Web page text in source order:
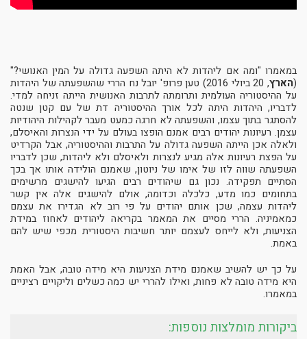
במאמרו "ומה אם ליהדות לא היתה השפעה גדולה על המין האנושי?"
(הארץ
, 20 ביולי 2016) טען פרופ' יובל נח הררי שהשפעתה של היהדות
על ההיסטוריה העולמית ותרומתה לתרבות האנושית הייתה זניחה למדי.
לדבריו, היהדות היתה לכל אורך ההיסטוריה דת של עם קטן שנטה
להסתגר בתוך עצמו, והשפעתה לא חרגה כמעט מעבר לקהילות היהודיות
עצמן. רעיונות יהודים רבים אמנם הופצו בעולם על ידי הנצרות והאיסלם,
ולאלה אכן הייתה השפעה גדולה על התרבות וההיסטוריה, אבל הקרדיט
על הפצת רעיונות אלה מגיע לנצרות ולאיסלם ולא ליהדות, שכן לדבריו
השפעתה שווה לזו של אימו של ניוטון, שאמנם הולידה אותו אך בכך
הסתיים תפקידה. נכון גם שיהודים רבים הגיעו להישגים מרשימים
בתחומים כמו מדע, כלכלה וכדומה, אולם להישגים אלה אין קשר
ליהדות עצמה, שכן אותם יהודים על פי רוב לא הגדירו את עצמם
כמאמיניה. הררי מסיים את המאמר בקריאה ליהודים לאחוז במידת
הצניעות, ולא לייחס לעצמם יותר חשיבות היסטורית מכפי שיש להם
באמת.
על כך יש להשיב שאמנם מידת הצניעות היא מידה טובה, אבל האמת
היא מידה טובה לא פחות, ואילו להררי יש כמה כשלים וליקויים רציניים
במאמרו.
ביקורות מומלצות נוספות: